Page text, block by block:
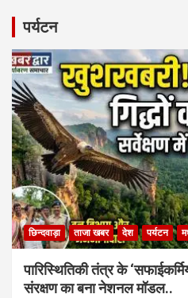
b
o
o
k
A
p
p
पर्यटन
छिन्दवाड़ा ताजा खबर देश पर्यटन
पारिस्थितिकी तंत्र के
संरक्षण का बना नेशनल मॉडल..